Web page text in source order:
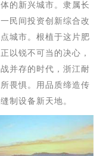
的新兴城市。隶属长
民间投资创新综合改
城市。根植于这片肥
正以锐不可当的决心，
并存的时代，浙江耐
畏惧。用品质缔造传
制设备新天地。